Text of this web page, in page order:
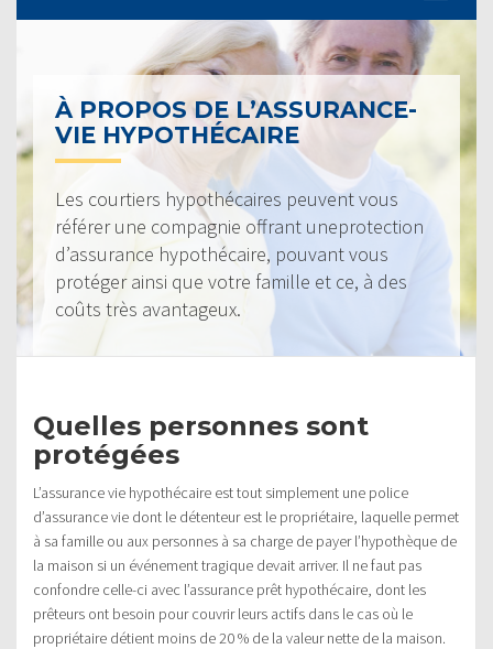
À PROPOS DE L’ASSURANCE-
VIE HYPOTHÉCAIRE
Les courtiers hypothécaires peuvent vous
référer une compagnie offrant uneprotection
d’assurance hypothécaire, pouvant vous
protéger ainsi que votre famille et ce, à des
coûts très avantageux.
Quelles personnes sont
protégées
L’assurance vie hypothécaire est tout simplement une police
d’assurance vie dont le détenteur est le propriétaire, laquelle permet
à sa famille ou aux personnes à sa charge de payer l’hypothèque de
la maison si un événement tragique devait arriver. Il ne faut pas
confondre celle-ci avec l’assurance prêt hypothécaire, dont les
prêteurs ont besoin pour couvrir leurs actifs dans le cas où le
propriétaire détient moins de 20 % de la valeur nette de la maison.